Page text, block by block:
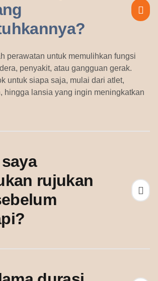
perawatan untuk memulihkan fungsi
penyakit, atau gangguan gerak.
untuk siapa saja, mulai dari atlet,
hingga lansia yang ingin meningkatkan
rujukan